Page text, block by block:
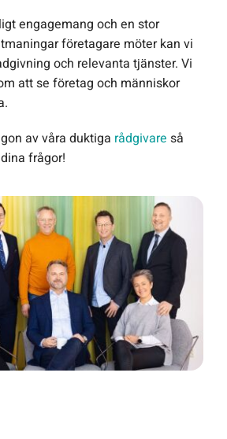
engagemang och en stor
företagare möter kan vi
och relevanta tjänster. Vi
att se företag och människor
av våra duktiga rådgivare så
frågor!